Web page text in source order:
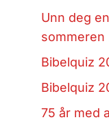
Unn deg
sommeren
Bibelquiz
Bibelquiz
75 år med